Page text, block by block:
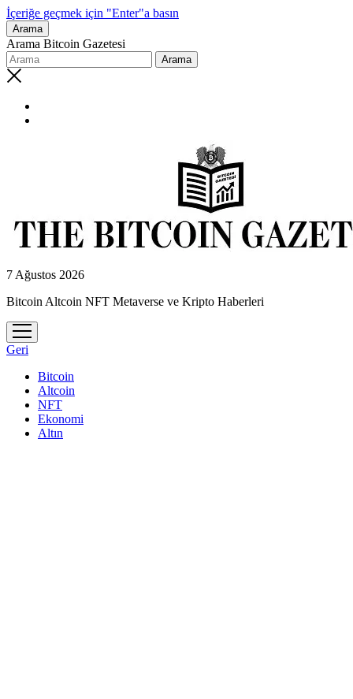
İçeriğe geçmek için "Enter"a basın
Arama
Arama Bitcoin Gazetesi
7 Ağustos 2026
Bitcoin Altcoin NFT Metaverse ve Kripto Haberleri
menüyü
aç
Geri
Bitcoin
Altcoin
NFT
Ekonomi
Altın